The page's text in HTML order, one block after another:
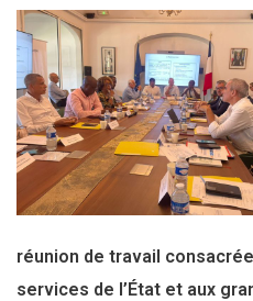
réunion de travail
services de l’État et aux